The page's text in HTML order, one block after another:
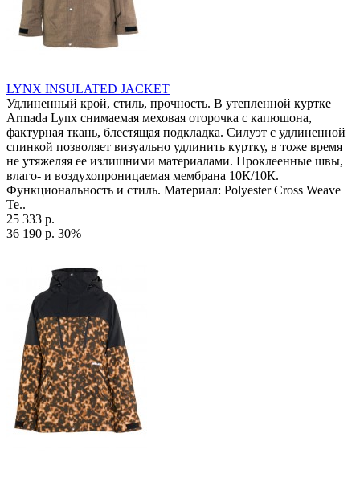
LYNX INSULATED JACKET
Удлиненный крой, стиль, прочность. В утепленной куртке
Armada Lynx снимаемая меховая оторочка с капюшона,
фактурная ткань, блестящая подкладка. Силуэт с удлиненной
спинкой позволяет визуально удлинить куртку, в тоже время
не утяжеляя ее излишними материалами. Проклеенные швы,
влаго- и воздухопроницаемая мембрана 10К/10К.
Функциональность и стиль. Материал: Polyester Cross Weave
Те..
25 333 р.
36 190 р. 30%